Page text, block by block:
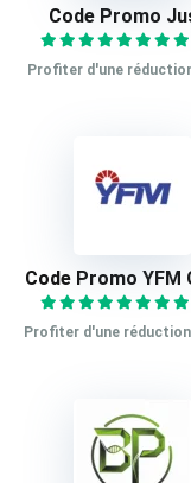
Code Promo
Profiter d'une
Code Promo YFM
Profiter d'une réduction